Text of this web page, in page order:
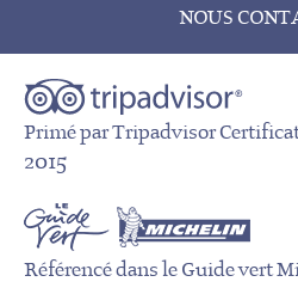
NOUS
Primé par Tripadvisor
2015
Référencé dans le Guide vert